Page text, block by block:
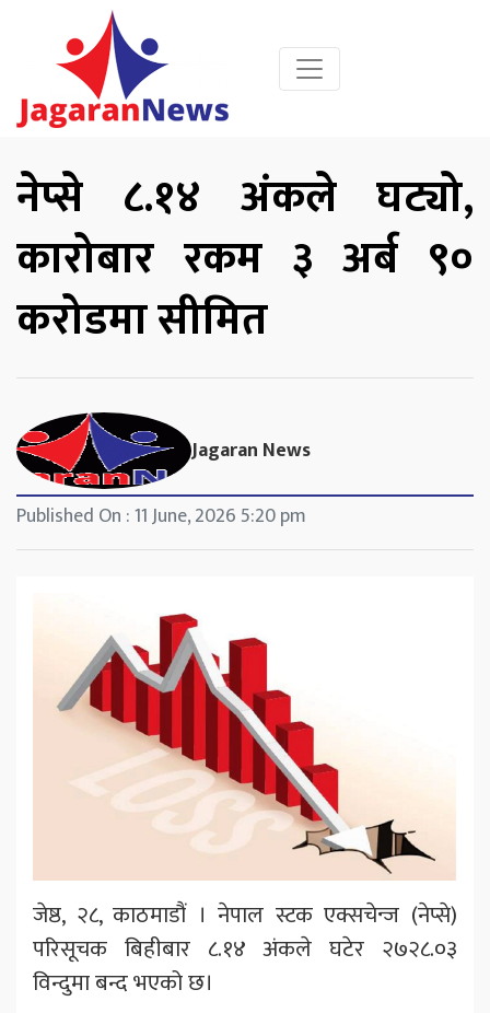
नेप्से ८.१४ अंकले घट्यो,
कारोबार रकम ३ अर्ब ९०
करोडमा सीमित
Jagaran News
Published On : 11 June, 2026 5:20 pm
जेष्ठ, २८, काठमाडौं । नेपाल स्टक एक्सचेन्ज (नेप्से)
परिसूचक बिहीबार ८.१४ अंकले घटेर २७२८.०३
विन्दुमा बन्द भएको छ।